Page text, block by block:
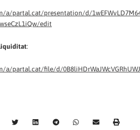
a/partal.cat/presentation/d/
edit
:
a/partal.cat/file/d/